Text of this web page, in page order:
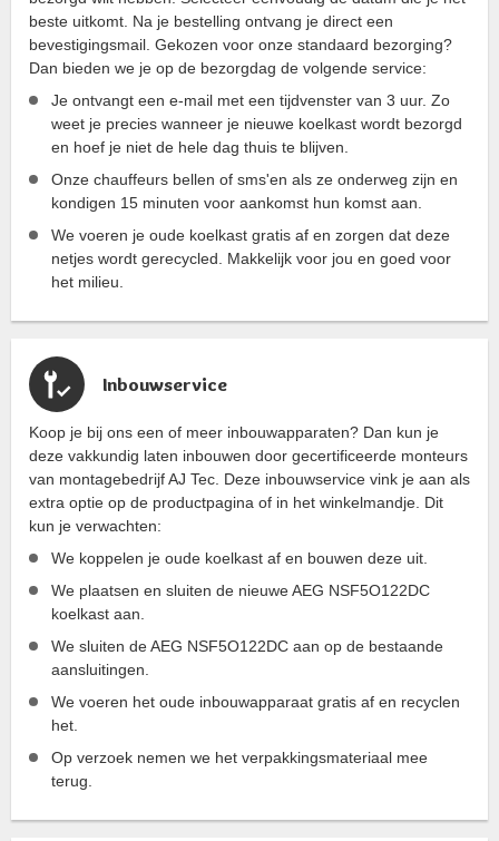
beste uitkomt. Na je bestelling ontvang je direct een
bevestigingsmail. Gekozen voor onze standaard bezorging?
Dan bieden we je op de bezorgdag de volgende service:
Je ontvangt een e-mail met een tijdvenster van 3 uur. Zo
weet je precies wanneer je nieuwe koelkast wordt bezorgd
en hoef je niet de hele dag thuis te blijven.
Onze chauffeurs bellen of sms'en als ze onderweg zijn en
kondigen 15 minuten voor aankomst hun komst aan.
We voeren je oude koelkast gratis af en zorgen dat deze
netjes wordt gerecycled. Makkelijk voor jou en goed voor
het milieu.
Inbouwservice
Koop je bij ons een of meer inbouwapparaten? Dan kun je
deze vakkundig laten inbouwen door gecertificeerde monteurs
van montagebedrijf AJ Tec. Deze inbouwservice vink je aan als
extra optie op de productpagina of in het winkelmandje. Dit
kun je verwachten:
We koppelen je oude koelkast af en bouwen deze uit.
We plaatsen en sluiten de nieuwe AEG NSF5O122DC
koelkast aan.
We sluiten de AEG NSF5O122DC aan op de bestaande
aansluitingen.
We voeren het oude inbouwapparaat gratis af en recyclen
het.
Op verzoek nemen we het verpakkingsmateriaal mee
terug.